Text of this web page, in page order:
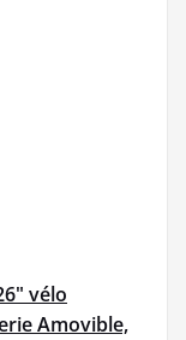
vélo
Amovible,